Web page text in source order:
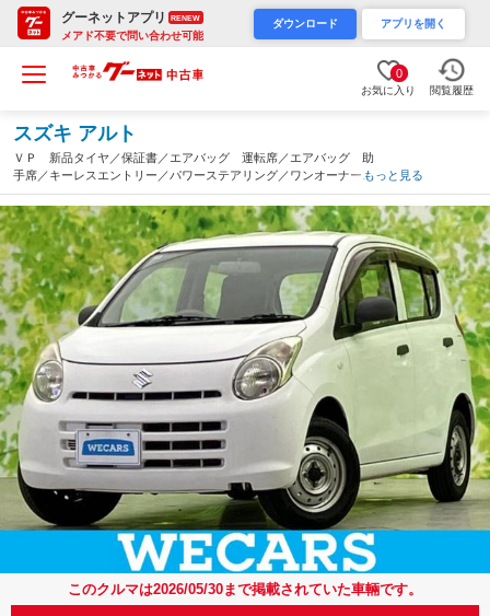
グーネットアプリ RENEW
メアド不要で問い合わせ可能
ダウンロード アプリを開く
0
お気に入り 閲覧履歴
スズキ アルト
ＶＰ 新品タイヤ／保証書／エアバッグ 運転席／エアバッグ 助
手席／キーレスエントリー／パワーステアリング／ワンオーナー／
マニュアルエアコン／取扱説明書／アクセサリーソケット／ヘッド
ライトレベライザー／ラジオ（宮崎県）
もっと見る
このクルマは2026/05/30まで掲載されていた車輛です。